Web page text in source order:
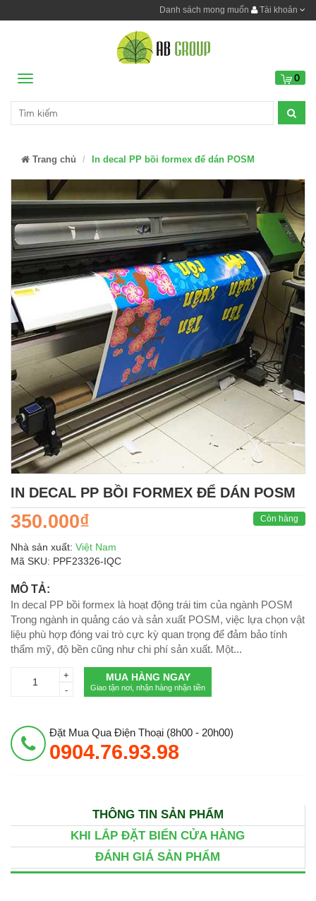
Danh sách mong muốn Tài khoản
Menu 0
Trang chủ In decal PP bồi formex để dán POSM
IN DECAL PP BỒI FORMEX ĐỂ DÁN POSM
350.000₫ Còn hàng
Nhà sản xuất: Việt Nam
Mã SKU: PPF23326-IQC
MÔ TẢ:
In decal PP bồi formex là hoạt động trái tim của ngành POSM
Trong ngành in quảng cáo và sản xuất POSM, việc lựa chọn vật
liệu phù hợp đóng vai trò cực kỳ quan trọng để đảm bảo tính
thẩm mỹ, độ bền cũng như chi phí sản xuất. Một...
+
-
MUA HÀNG NGAY
Giao tận nơi, nhận hàng nhận tiền
Đặt Mua Qua Điện Thoại (8h00 - 20h00)
0904.76.93.98
THÔNG TIN SẢN PHẨM
KHI LẮP ĐẶT BIỂN CỬA HÀNG
ĐÁNH GIÁ SẢN PHẨM